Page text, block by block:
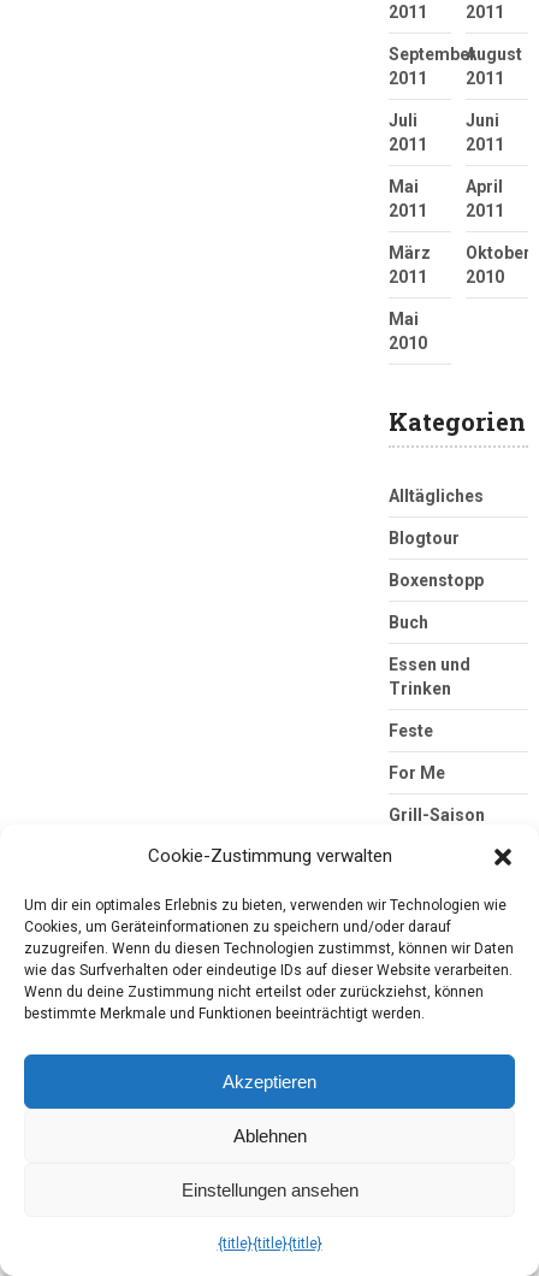
2011
2011
September
2011
August
2011
Juli
2011
Juni
2011
Mai
2011
April
2011
März
2011
Oktober
2010
Mai
2010
Kategorien
Alltägliches
Blogtour
Boxenstopp
Buch
Essen und
Trinken
Feste
For Me
Grill-Saison
Hallimash
Haushalt
Hörbuch
Kjero
LBM
Cookie-Zustimmung verwalten
Um dir ein optimales Erlebnis zu bieten, verwenden wir Technologien wie
Cookies, um Geräteinformationen zu speichern und/oder darauf
zuzugreifen. Wenn du diesen Technologien zustimmst, können wir Daten
wie das Surfverhalten oder eindeutige IDs auf dieser Website verarbeiten.
Wenn du deine Zustimmung nicht erteilst oder zurückziehst, können
bestimmte Merkmale und Funktionen beeinträchtigt werden.
Akzeptieren
Ablehnen
Einstellungen ansehen
{title}{title}{title}